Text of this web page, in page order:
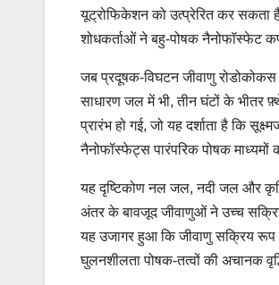
यूट्रोफिकेशन को उत्प्रेरित कर
शोधकर्ताओं ने बहु-पोषक नैनोफॉस्फेट
जब प्रदूषक-विघटन जीवाणु रोडोकोकस
साधारण जल में भी, तीन घंटों के भीतर
प्रारंभ हो गई, जो यह दर्शाता है कि
नैनोफॉस्फेट्स पारंपरिक पोषक माध्यमों
यह दृष्टिकोण नल जल, नदी जल और
अंतर के बावजूद जीवाणुओं ने उच्च
यह उजागर हुआ कि जीवाणु सक्रिय रूप
घुलनशीलता पोषक-तत्वों की अचानक